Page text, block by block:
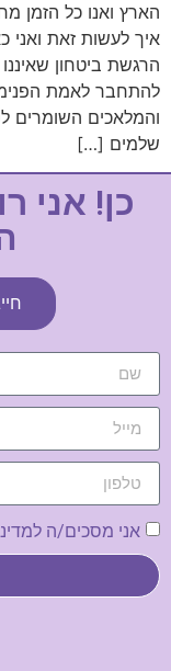
הארץ ואנו כל הזמן
איך לעשות זאת ואני
הרגשת ביטחון
להתחבר לאמת
והמלאכים השומרים
שלמים […]
כן! אני
אני מסכים/ה